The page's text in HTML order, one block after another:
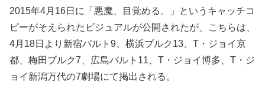
2015年4月16日に「悪魔、目覚める。」というキャッチコ
ピーがそえられたビジュアルが公開されたが、こちらは、
4月18日より新宿バルト9、横浜ブルク13、T・ジョイ京
都、梅田ブルク7、広島バルト11、T・ジョイ博多、T・ジ
ョイ新潟万代の7劇場にて掲出される。